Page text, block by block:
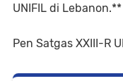
UNIFIL di Lebanon.**
Pen Satgas XXIII-R